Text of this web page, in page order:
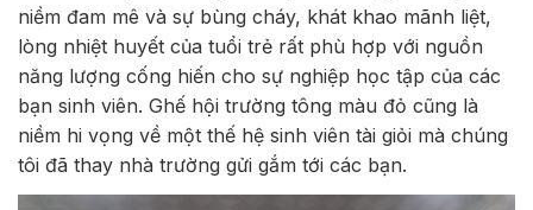
niềm đam mê và sự bùng cháy, khát khao mãnh liệt,
lòng nhiệt huyết của tuổi trẻ rất phù hợp với nguồn
năng lượng cống hiến cho sự nghiệp học tập của các
bạn sinh viên. Ghế hội trường tông màu đỏ cũng là
niềm hi vọng về một thế hệ sinh viên tài giỏi mà chúng
tôi đã thay nhà trường gửi gắm tới các bạn.